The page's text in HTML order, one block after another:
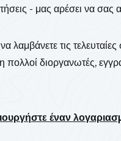
- μας αρέσει να σας
λαμβάνετε τις
διοργανωτές,
έναν